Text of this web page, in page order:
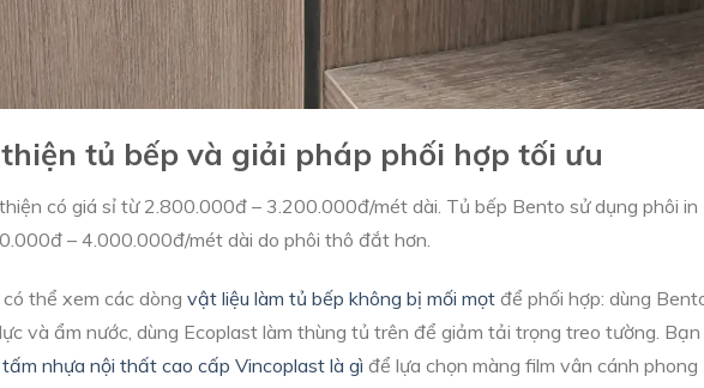
tủ bếp và giải pháp phối hợp tối ưu
có giá sỉ từ 2.800.000đ – 3.200.000đ/mét dài. Tủ bếp Bento sử dụng phôi in
– 4.000.000đ/mét dài do phôi thô đắt hơn.
thể xem các dòng vật liệu làm tủ bếp không bị mối mọt để phối hợp: dùng
và ẩm nước, dùng Ecoplast làm thùng tủ trên để giảm tải trọng treo tường. Bạn
tấm nhựa nội thất cao cấp Vincoplast là gì để lựa chọn màng film vân cánh phong